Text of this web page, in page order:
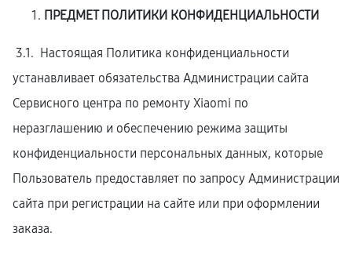
ПРЕДМЕТ ПОЛИТИКИ КОНФИДЕНЦИАЛЬНОСТИ
3.1. Настоящая Политика конфиденциальности
устанавливает обязательства Администрации сайта
Сервисного центра по ремонту Xiaomi по
неразглашению и обеспечению режима защиты
конфиденциальности персональных данных, которые
Пользователь предоставляет по запросу Администрации
сайта при регистрации на сайте или при оформлении
заказа.